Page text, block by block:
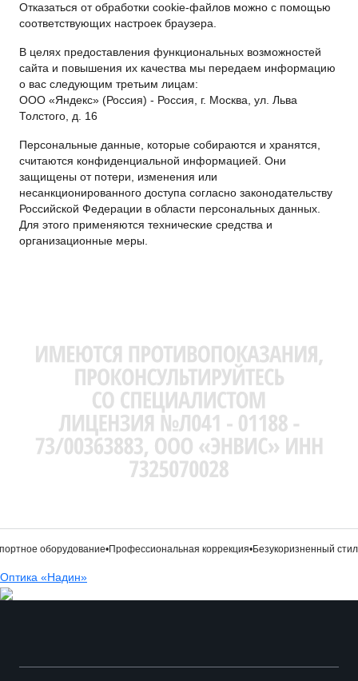
Отказаться от обработки cookie-файлов можно с помощью
соответствующих настроек браузера.
В целях предоставления функциональных возможностей
сайта и повышения их качества мы передаем информацию
о вас следующим третьим лицам:
ООО «Яндекс» (Россия) - Россия, г. Москва, ул. Льва
Толстого, д. 16
Персональные данные, которые собираются и хранятся,
считаются конфиденциальной информацией. Они
защищены от потери, изменения или
несанкционированного доступа согласно законодательству
Российской Федерации в области персональных данных.
Для этого применяются технические средства и
организационные меры.
оборудование•Профессиональная коррекция•Безукоризненный стиль
Оптика «Надин»